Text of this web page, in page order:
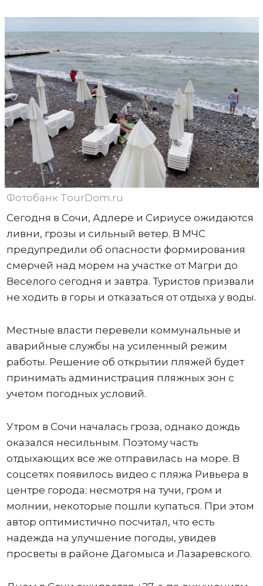
Фотобанк TourDom.ru
Сегодня в Сочи, Адлере и Сириусе ожидаются
ливни, грозы и сильный ветер. В МЧС
предупредили об опасности формирования
смерчей над морем на участке от Магри до
Веселого сегодня и завтра. Туристов призвали
не ходить в горы и отказаться от отдыха у воды.
Местные власти перевели коммунальные и
аварийные службы на усиленный режим
работы. Решение об открытии пляжей будет
принимать администрация пляжных зон с
учетом погодных условий.
Утром в Сочи началась гроза, однако дождь
оказался несильным. Поэтому часть
отдыхающих все же отправилась на море. В
соцсетях появилось видео с пляжа Ривьера в
центре города: несмотря на тучи, гром и
молнии, некоторые пошли купаться. При этом
автор оптимистично посчитал, что есть
надежда на улучшение погоды, увидев
просветы в районе Дагомыса и Лазаревского.